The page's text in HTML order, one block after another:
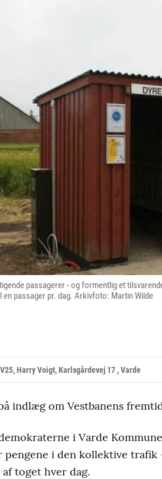
passagerer - og formentlig et
passager pr. dag. Arkivfoto: Martin Wilde
Harry Voigt, Karlsgårdevej 17 , Varde
indlæg om Vestbanens
i Varde
i den kollektive trafik
toget hver dag.